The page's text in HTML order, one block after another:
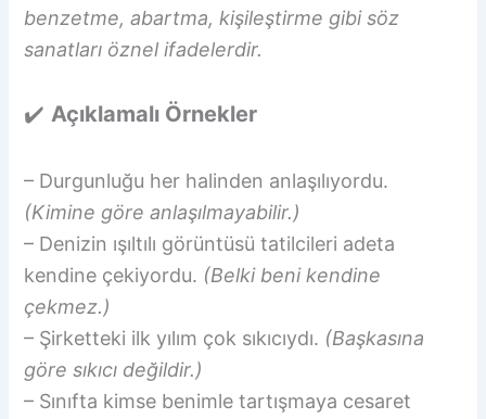
benzetme, abartma, kişileştirme gibi söz
sanatları öznel ifadelerdir.
✔️ Açıklamalı Örnekler
– Durgunluğu her halinden anlaşılıyordu.
(Kimine göre anlaşılmayabilir.)
– Denizin ışıltılı görüntüsü tatilcileri adeta
kendine çekiyordu. (Belki beni kendine
çekmez.)
– Şirketteki ilk yılım çok sıkıcıydı. (Başkasına
göre sıkıcı değildir.)
– Sınıfta kimse benimle tartışmaya cesaret